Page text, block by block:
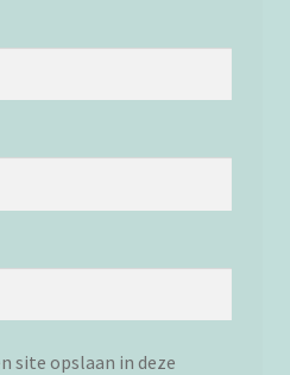
site opslaan in deze